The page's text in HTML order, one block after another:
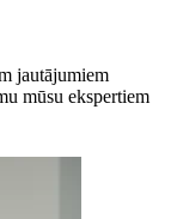
jautājumiem
mūsu ekspertiem